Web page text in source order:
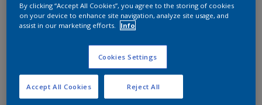
Op dit moment is het niet mogelijk dit product online
te bestellen. Houd de website in de gaten, we werken
er hard aan om de voorraad aan te vullen.
By clicking “Accept All Cookies”, you agree to the storing of cookies
on your device to enhance site navigation, analyze site usage, and
assist in our marketing efforts.
Info
Cookies Settings
Reject All
Accept All Cookies